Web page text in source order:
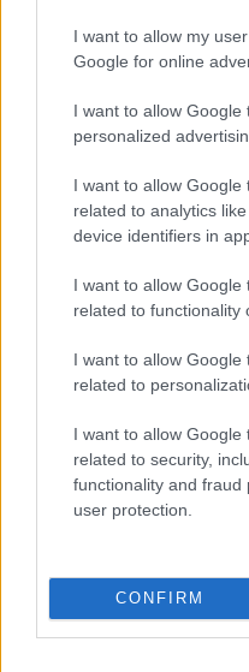
I want to allow my
Google for online
I want to allow Google
personalized
I want to allow Google
related to analytics
device identifiers in
I want to allow Google
related to functionality
I want to allow Google
related to
I want to allow Google
related to security,
functionality and
user protection.
CONFIRM
Μια γειτόνισσα
πλησίασε γεμάτη
καλέσει το 911. Η
ως σύμβουλος
την τηλεοπτική
εγγύηση 1
σοκαριστικός
αντίθεση με την
παρουσίαζαν
κοινωνικής
Τα σχολιά σας
διαγράφονται